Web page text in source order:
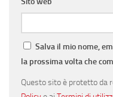
Salva il mio nome,
la prossima volta che
Questo sito è protetto da